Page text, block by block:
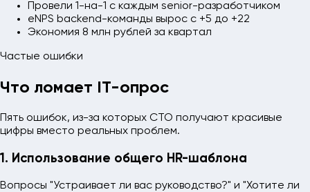
Провели 1-на-1 с каждым senior-разработчиком
eNPS backend-команды вырос с +5 до +22
Экономия 8 млн рублей за квартал
Частые ошибки
Что ломает IT-опрос
Пять ошибок, из-за которых CTO получают красивые
цифры вместо реальных проблем.
1. Использование общего HR-шаблона
Вопросы "Устраивает ли вас руководство?" и "Хотите ли